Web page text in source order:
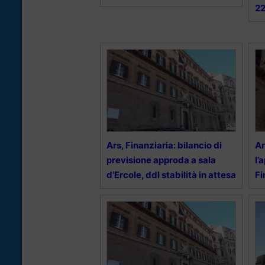
Ars, Finanziaria: bilancio di
previsione approda a sala
d’Ercole, ddl stabilità in attesa